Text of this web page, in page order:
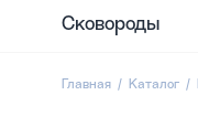
Сковороды
Главная Каталог